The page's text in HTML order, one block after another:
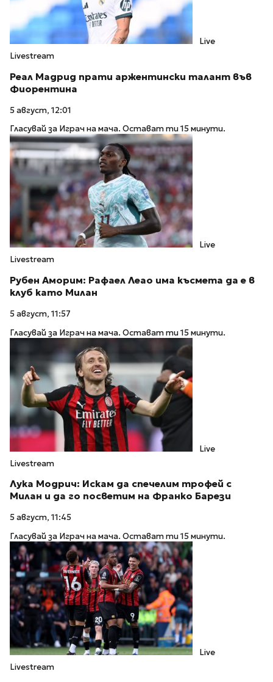
Live
Livestream
Реал Мадрид прати аржентински талант във
Фиорентина
5 август, 12:01
Гласувай за Играч на мача. Остават ти 15 минути.
Live
Livestream
Рубен Аморим: Рафаел Леао има късмета да е в
клуб като Милан
5 август, 11:57
Гласувай за Играч на мача. Остават ти 15 минути.
Live
Livestream
Лука Модрич: Искам да спечелим трофей с
Милан и да го посветим на Франко Барези
5 август, 11:45
Гласувай за Играч на мача. Остават ти 15 минути.
Live
Livestream